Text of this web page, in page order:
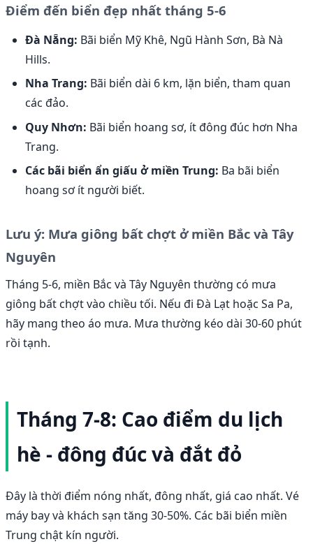
Điểm đến biển đẹp nhất tháng 5-6
Đà Nẵng: Bãi biển Mỹ Khê, Ngũ Hành Sơn, Bà Nà
Hills.
Nha Trang: Bãi biển dài 6 km, lặn biển, tham quan
các đảo.
Quy Nhơn: Bãi biển hoang sơ, ít đông đúc hơn Nha
Trang.
Các bãi biển ẩn giấu ở miền Trung: Ba bãi biển
hoang sơ ít người biết.
Lưu ý: Mưa giông bất chợt ở miền Bắc và Tây
Nguyên
Tháng 5-6, miền Bắc và Tây Nguyên thường có mưa
giông bất chợt vào chiều tối. Nếu đi Đà Lạt hoặc Sa Pa,
hãy mang theo áo mưa. Mưa thường kéo dài 30-60 phút
rồi tạnh.
Tháng 7-8: Cao điểm du lịch
hè - đông đúc và đắt đỏ
Đây là thời điểm nóng nhất, đông nhất, giá cao nhất. Vé
máy bay và khách sạn tăng 30-50%. Các bãi biển miền
Trung chật kín người.